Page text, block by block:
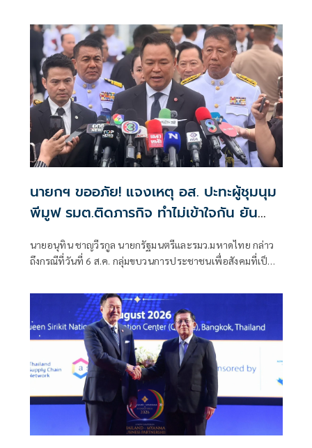
กรรมาธิการ มีการอ้างชื่อนายกรัฐมนตรี เข้าไปเกี่ยวข้องกับการ
ทุจริตสอบท้องถิ่น
นายกฯ ขออภัย! แจงเหตุ อส. ปะทะผู้ชุมนุม
พีมูฟ รมต.ติดภารกิจ ทำไม่เข้าใจกัน ยัน
นายอนุทิน ชาญวีรกูล นายกรัฐมนตรีและรมว.มหาดไทย กล่าว
ถึงกรณีที่วันที่ 6 ส.ค. กลุ่มขบวนการประชาชนเพื่อสังคมที่เป็น
การกำชับเพื่อไม่ให้เกิดการบานปลายอย่างไรหรือไม่ ว่า เมื่อวัน